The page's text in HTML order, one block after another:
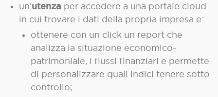
un'utenza per accedere a una portale cloud
in cui trovare i dati della propria impresa e:
ottenere con un click un report che
analizza la situazione economico-
patrimoniale, i flussi finanziari e permette
di personalizzare quali indici tenere sotto
controllo;